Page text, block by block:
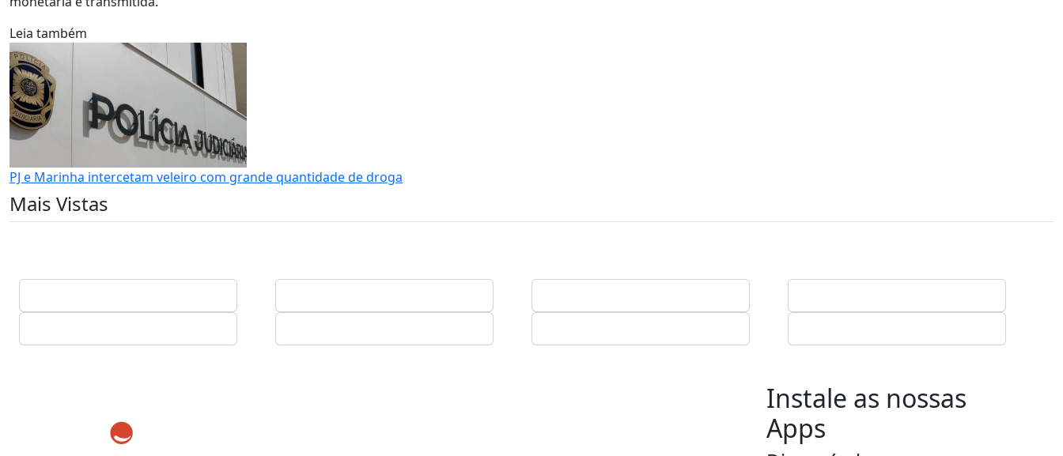
Leia também
PJ e Marinha intercetam veleiro com grande quantidade de droga
Mais Vistas
Instale as nossas
Apps